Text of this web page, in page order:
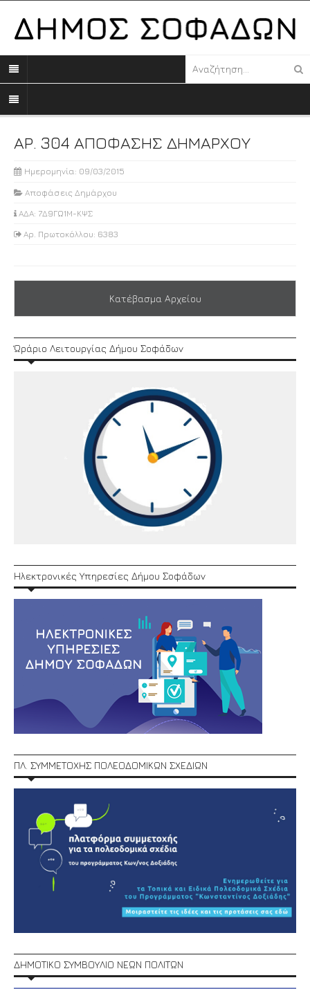
ΑΡ. 304 ΑΠΟΦΑΣΗΣ ΔΗΜΑΡΧΟΥ
Ημερομηνία: 09/03/2015
Αποφάσεις Δημάρχου
ΑΔΑ: 7Δ9ΓΩ1Μ-ΚΨΣ
Αρ. Πρωτοκόλλου: 6383
Κατέβασμα Αρχείου
Ώράριο Λειτουργίας Δήμου Σοφάδων
Ηλεκτρονικές Υπηρεσίες Δήμου Σοφάδων
ΠΛ. ΣΥΜΜΕΤΟΧΗΣ ΠΟΛΕΟΔΟΜΙΚΩΝ ΣΧΕΔΙΩΝ
ΔΗΜΟΤΙΚΟ ΣΥΜΒΟΥΛΙΟ ΝΕΩΝ ΠΟΛΙΤΩΝ